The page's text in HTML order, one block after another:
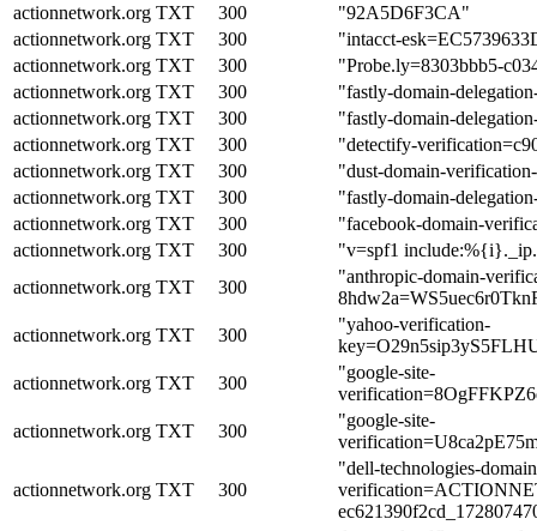
actionnetwork.org TXT 300
"92A5D6F3CA"
actionnetwork.org TXT 300
"intacct-
actionnetwork.org TXT 300
"Probe.ly=8303bbb5-
actionnetwork.org TXT 300
"fastly-domain-
actionnetwork.org TXT 300
"fastly-domain-
actionnetwork.org TXT 300
"detectify-
actionnetwork.org TXT 300
"dust-domain-
actionnetwork.org TXT 300
"fastly-domain-
actionnetwork.org TXT 300
"facebook-domain-
actionnetwork.org TXT 300
"v=spf1
actionnetwork.org TXT 300
"anthropic-domain-
actionnetwork.org TXT 300
"yahoo-verification-
actionnetwork.org TXT 300
"google-site-
actionnetwork.org TXT 300
"google-site-
actionnetwork.org TXT 300
"dell-technologies-